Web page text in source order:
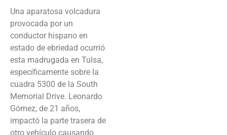
Una aparatosa volcadura
provocada por un
conductor hispano en
estado de ebriedad ocurrió
esta madrugada en Tulsa,
específicamente sobre la
cuadra 5300 de la South
Memorial Drive. Leonardo
Gómez, de 21 años,
impactó la parte trasera de
otro vehículo causando